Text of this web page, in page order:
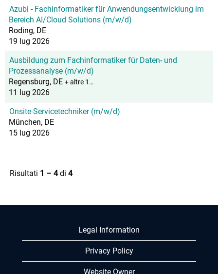
Azubi - Fachinformatiker für Anwendungsentwicklung im
Bereich AI/Cloud Solutions (m/w/d)
Roding, DE
19 lug 2026
Ausbildung zum Fachinformatiker für Daten- und
Prozessanalyse (m/w/d)
Regensburg, DE + altre 1…
11 lug 2026
Onsite-Servicetechniker (m/w/d)
München, DE
15 lug 2026
Risultati 1 – 4di 4
Legal Information
Privacy Policy
Website Owner